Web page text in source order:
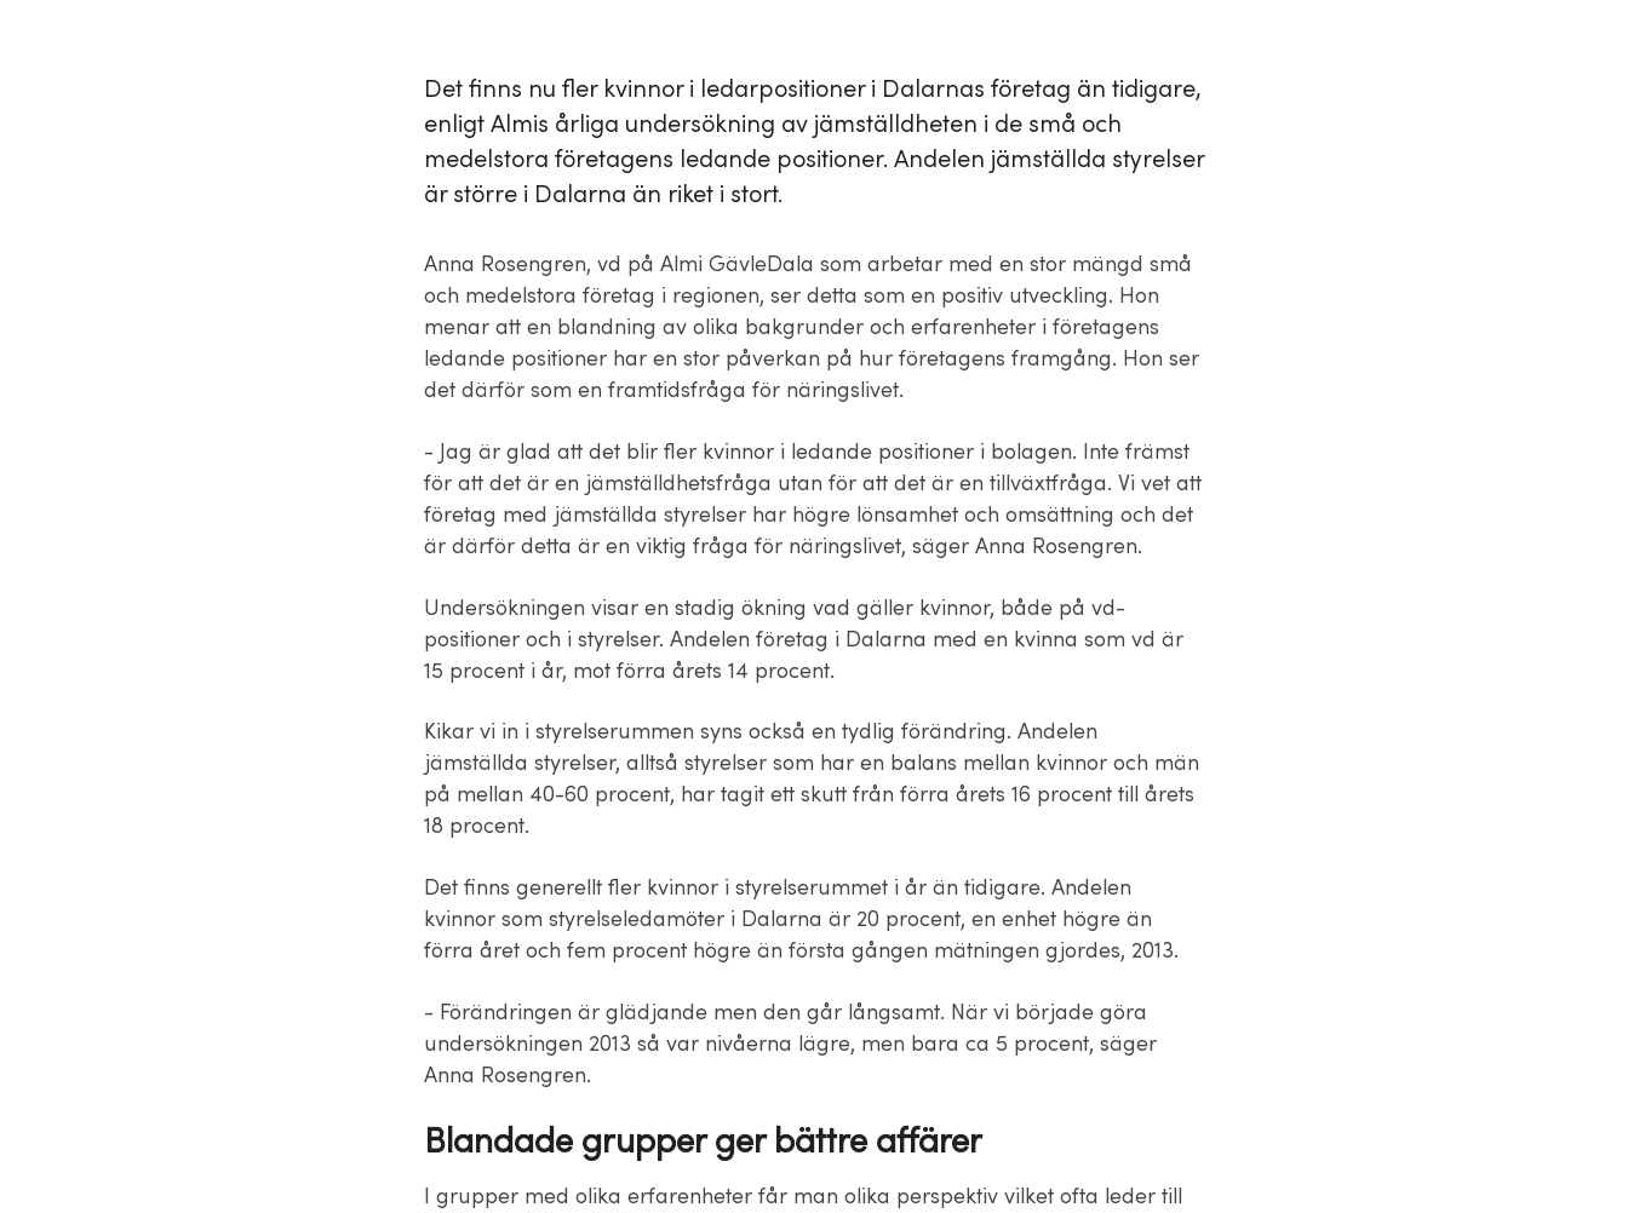
Det finns nu fler kvinnor i ledarpositioner i Dalarnas företag än tidigare,
enligt Almis årliga undersökning av jämställdheten i de små och
medelstora företagens ledande positioner. Andelen jämställda styrelser
är större i Dalarna än riket i stort.
Anna Rosengren, vd på Almi GävleDala som arbetar med en stor mängd små
och medelstora företag i regionen, ser detta som en positiv utveckling. Hon
menar att en blandning av olika bakgrunder och erfarenheter i företagens
ledande positioner har en stor påverkan på hur företagens framgång. Hon ser
det därför som en framtidsfråga för näringslivet.
- Jag är glad att det blir fler kvinnor i ledande positioner i bolagen. Inte främst
för att det är en jämställdhetsfråga utan för att det är en tillväxtfråga. Vi vet att
företag med jämställda styrelser har högre lönsamhet och omsättning och det
är därför detta är en viktig fråga för näringslivet, säger Anna Rosengren.
Undersökningen visar en stadig ökning vad gäller kvinnor, både på vd-
positioner och i styrelser. Andelen företag i Dalarna med en kvinna som vd är
15 procent i år, mot förra årets 14 procent.
Kikar vi in i styrelserummen syns också en tydlig förändring. Andelen
jämställda styrelser, alltså styrelser som har en balans mellan kvinnor och män
på mellan 40-60 procent, har tagit ett skutt från förra årets 16 procent till årets
18 procent.
Det finns generellt fler kvinnor i styrelserummet i år än tidigare. Andelen
kvinnor som styrelseledamöter i Dalarna är 20 procent, en enhet högre än
förra året och fem procent högre än första gången mätningen gjordes, 2013.
- Förändringen är glädjande men den går långsamt. När vi började göra
undersökningen 2013 så var nivåerna lägre, men bara ca 5 procent, säger
Anna Rosengren.
Blandade grupper ger bättre affärer
I grupper med olika erfarenheter får man olika perspektiv vilket ofta leder till